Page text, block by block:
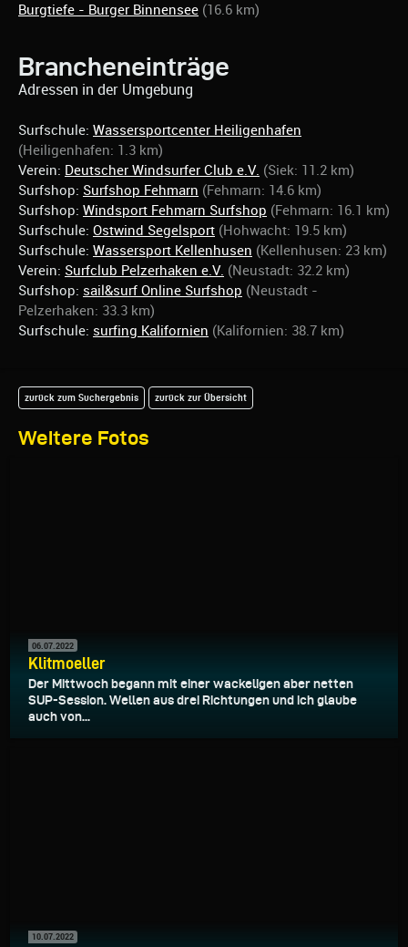
Burgtiefe - Burger Binnensee (16.6 km)
Brancheneinträge
Adressen in der Umgebung
Surfschule: Wassersportcenter Heiligenhafen
(Heiligenhafen: 1.3 km)
Verein: Deutscher Windsurfer Club e.V. (Siek: 11.2 km)
Surfshop: Surfshop Fehmarn (Fehmarn: 14.6 km)
Surfshop: Windsport Fehmarn Surfshop (Fehmarn: 16.1 km)
Surfschule: Ostwind Segelsport (Hohwacht: 19.5 km)
Surfschule: Wassersport Kellenhusen (Kellenhusen: 23 km)
Verein: Surfclub Pelzerhaken e.V. (Neustadt: 32.2 km)
Surfshop: sail&surf Online Surfshop (Neustadt -
Pelzerhaken: 33.3 km)
Surfschule: surfing Kalifornien (Kalifornien: 38.7 km)
Weitere Fotos
zurück zum Suchergebnis zurück zur Übersicht
06.07.2022
Klitmoeller
Der Mittwoch begann mit einer wackeligen aber netten
SUP-Session. Wellen aus drei Richtungen und ich glaube
auch von...
10.07.2022